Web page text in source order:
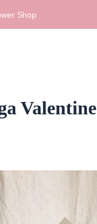
Shop
Valentine